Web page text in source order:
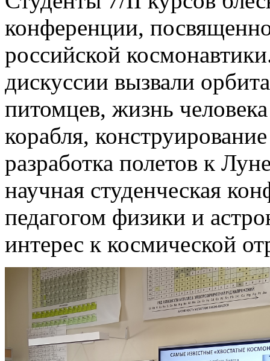
конференции,
российской
дискуссии вызвали
питомцев, жизнь
корабля,
разработка полетов к
научная студенческая
педагогом физики и
интерес к космической